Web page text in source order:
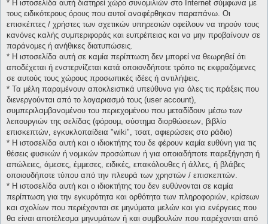
* H ιστοσελίδα αυτή διατηρεί χώρο συνομιλιών στο Internet σύμφωνα με
τους ειδικότερους όρους που αυτοί αναφέρθηκαν παραπάνω. Οι
επισκέπτες / χρήστες των σχετικών υπηρεσιών οφείλουν να τηρούν τους
κανόνες καλής συμπεριφοράς και ευπρέπειας και να μην προβαίνουν σε
παράνομες ή ανήθικες διατυπώσεις.
* H ιστοσελίδα αυτή σε καμία περίπτωση δεν μπορεί να θεωρηθεί ότι
αποδέχεται ή ενστερνίζεται κατά οποιονδήποτε τρόπο τις εκφραζόμενες
σε αυτούς τους χώρους προσωπικές ιδέες ή αντιλήψεις.
* Τα μέλη παραμένουν αποκλειστικά υπεύθυνα για όλες τις πράξεις που
διενεργούνται από το λογαριασμό τους (user account),
συμπεριλαμβανομένου του περιεχομένου που μεταδίδουν μέσω των
λειτουργιών της σελίδας (φόρουμ, σύστημα διορθώσεων, βιβλίο
επισκεπτών, εγκυκλοπαίδεια "wiki", τσατ, αφιερώσεις στο ράδιο)
* H ιστοσελίδα αυτή και ο ιδιοκτήτης του δε φέρουν καμία ευθύνη για τις
θέσεις φυσικών ή νομικών προσώπων ή για οποιαδήποτε παρεξήγηση ή
απώλειες, άμεσες, έμμεσες, ειδικές, επακόλουθες ή άλλες, ή βλάβες
οποιουδήποτε τύπου από την πλευρά των χρηστών / επισκεπτών.
* H ιστοσελίδα αυτή και ο ιδιοκτήτης του δεν ευθύνονται σε καμία
περίπτωση για την εγκυρότητα και ορθότητα των πληροφοριών, κρίσεων
και σχολίων που περιέχονται σε μηνύματα μελών και για ενέργειες που
θα είναι αποτέλεσμα μηνυμάτων ή και συμβουλών που παρέχονται από